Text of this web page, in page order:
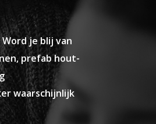
je blij van
prefab hout-
waarschijnlijk